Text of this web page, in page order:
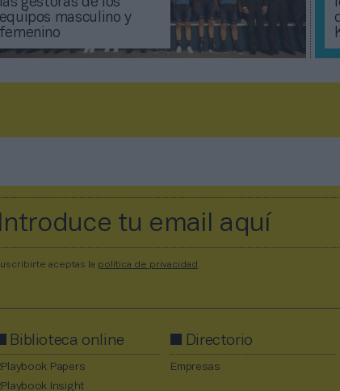
las gestoras de los
equipos masculino y
femenino
aceptas la política de privacidad
Biblioteca online
Papers
Insight
Directorio
Empresas